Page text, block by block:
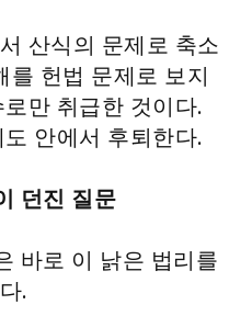
산식의 문제로 축소
를 헌법 문제로 보지
만 취급한 것이다.
안에서 후퇴한다.
던진 질문
바로 이 낡은 법리를
.